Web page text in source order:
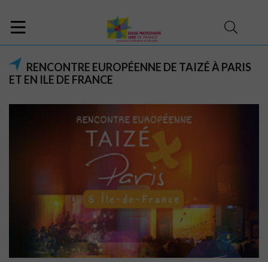
RENCONTRE EUROPÉENNE DE TAIZÉ À PARIS
ET EN ILE DE FRANCE